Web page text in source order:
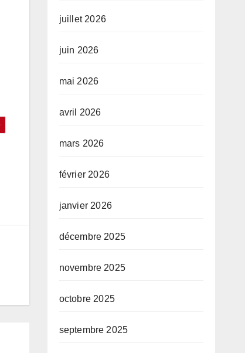
juillet 2026
juin 2026
mai 2026
avril 2026
mars 2026
février 2026
janvier 2026
décembre 2025
novembre 2025
octobre 2025
septembre 2025